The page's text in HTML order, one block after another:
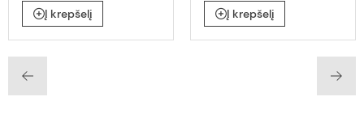
Į krepšelį Į krepšelį